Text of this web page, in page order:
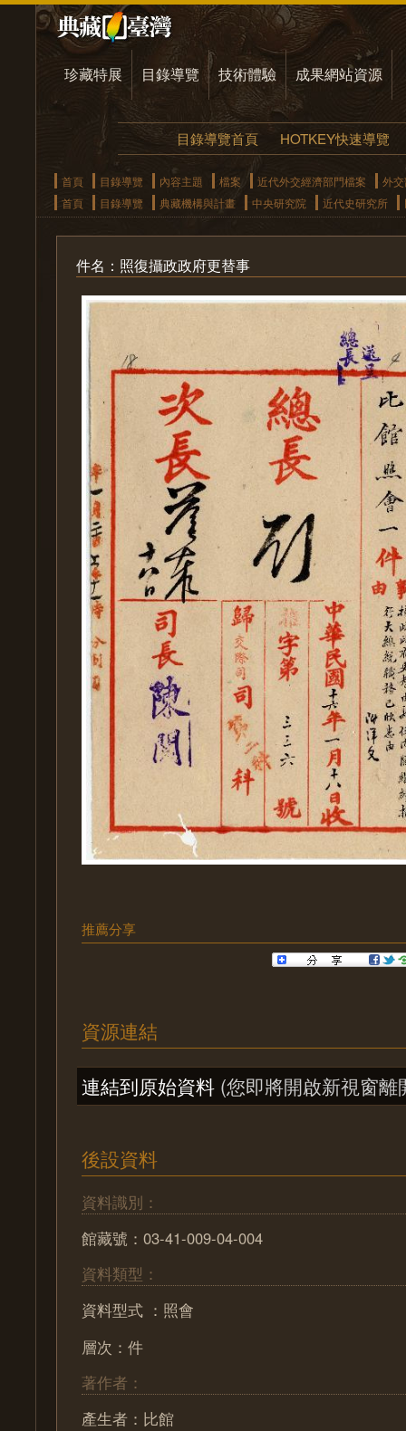
珍藏特展 目錄導覽 技術體驗 成果網站資源
目錄導覽首頁 HOTKEY快速導覽
首頁 目錄導覽 內容主題 檔案 近代外交經濟部門檔案
外
首頁
目錄導覽 典藏機構與計畫 中央研究院 近代史研究所
件名：照復攝政政府更替事
推薦分享
資源連結
連結到原始資料 (您即將開啟新視窗離
後設資料
資料識別：
館藏號：03-41-009-04-004
資料類型：
資料型式 ：照會
層次：件
著作者：
產生者：比館